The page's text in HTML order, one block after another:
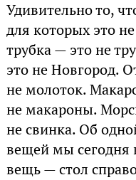
Удивительно то,
для которых это
трубка — это не
это не Новгород.
не молоток.
не макароны.
не свинка. Об
вещей мы сегодня
вещь — стол